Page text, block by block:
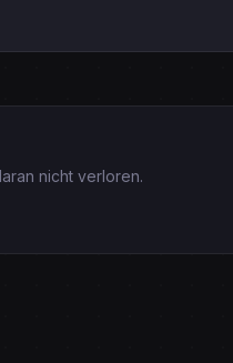
nicht verloren.